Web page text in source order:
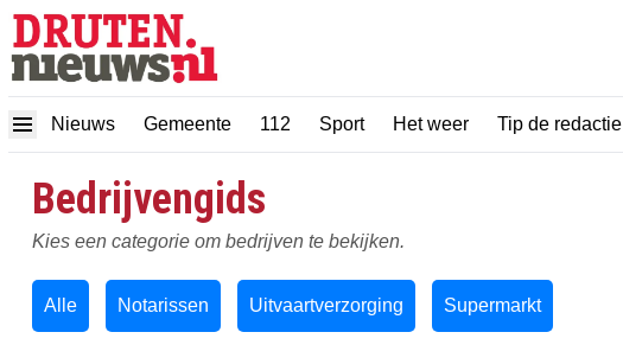
Nieuws Gemeente 112 Sport Het weer Tip de redactie
Bedrijvengids
Kies een categorie om bedrijven te bekijken.
Alle Notarissen Uitvaartverzorging Supermarkt